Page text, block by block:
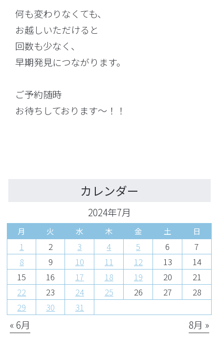
何も変わりなくても、
お越しいただけると
回数も少なく、
早期発見につながります。
ご予約随時
お待ちしております～！！
カレンダー
2024年7月
月 火 水 木 金 土 日
1 2 3 4 5 6
7
8
9 10 11 12 13
14
15
16 17 18 19 20
21
22
23 24 25 26 27
28
29
30 31
« 6月 8月 »